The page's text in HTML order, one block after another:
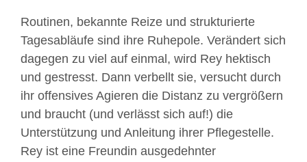
Routinen, bekannte Reize und strukturierte
Tagesabläufe sind ihre Ruhepole. Verändert sich
dagegen zu viel auf einmal, wird Rey hektisch
und gestresst. Dann verbellt sie, versucht durch
ihr offensives Agieren die Distanz zu vergrößern
und braucht (und verlässt sich auf!) die
Unterstützung und Anleitung ihrer Pflegestelle.
Rey ist eine Freundin ausgedehnter